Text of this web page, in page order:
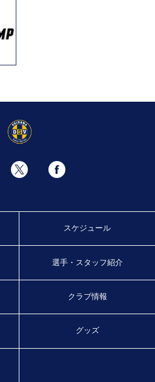
スケジュール
選手・スタッフ紹介
クラブ情報
グッズ